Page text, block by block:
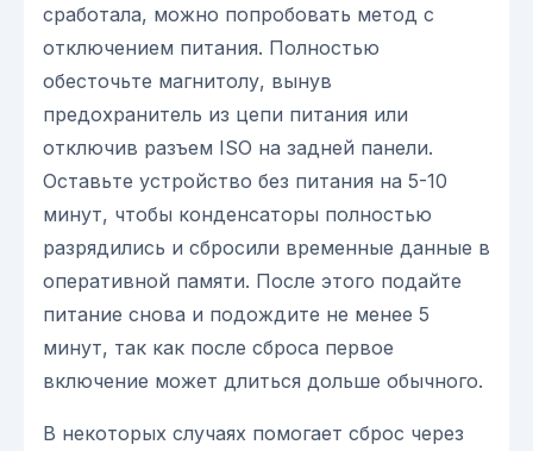
сработала, можно попробовать метод с
отключением питания. Полностью
обесточьте магнитолу, вынув
предохранитель из цепи питания или
отключив разъем ISO на задней панели.
Оставьте устройство без питания на 5-10
минут, чтобы конденсаторы полностью
разрядились и сбросили временные данные в
оперативной памяти. После этого подайте
питание снова и подождите не менее 5
минут, так как после сброса первое
включение может длиться дольше обычного.
В некоторых случаях помогает сброс через